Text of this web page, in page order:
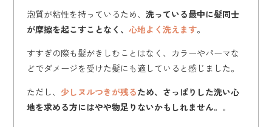
泡質が粘性を持っているため、洗っている最中に髪同士
が摩擦を起こすことなく、心地よく洗えます。
すすぎの際も髪がきしむことはなく、カラーやパーマな
どでダメージを受けた髪にも適していると感じました。
ただし、少しヌルつきが残るため、さっぱりした洗い心
地を求める方にはやや物足りないかもしれません。。